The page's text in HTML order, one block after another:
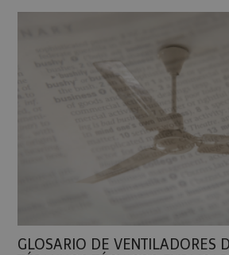
GLOSARIO DE VENTILADORES